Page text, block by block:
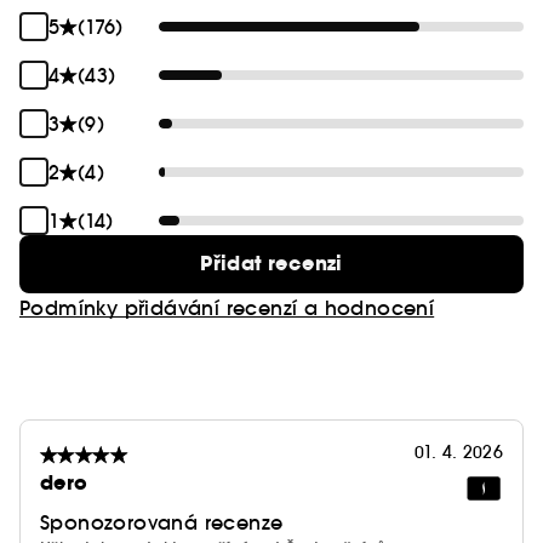
Vegan :Produkty bez složek živočišného původu.
5
(176)
4
(43)
3
(9)
2
(4)
1
(14)
Přidat recenzi
Podmínky přidávání recenzí a hodnocení
01. 4. 2026
dero
Sponozorovaná recenze